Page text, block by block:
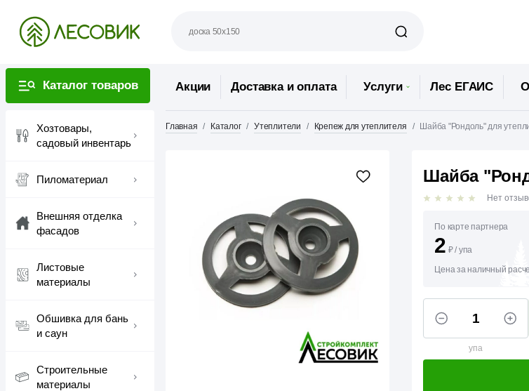
Каталог товаров
Хозтовары,
садовый инвентарь
Пиломатериал
Внешняя отделка
фасадов
Листовые
материалы
Обшивка для бань
и саун
Строительные
материалы
Акции Доставка и оплата Услуги Лес ЕГАИС
Главная Каталог Утеплители Крепеж для утеплителя Шайба "Рондоль" для
Шайба
Нет
По карте партнера
2 ₽/ упа
Цена за наличный
упа